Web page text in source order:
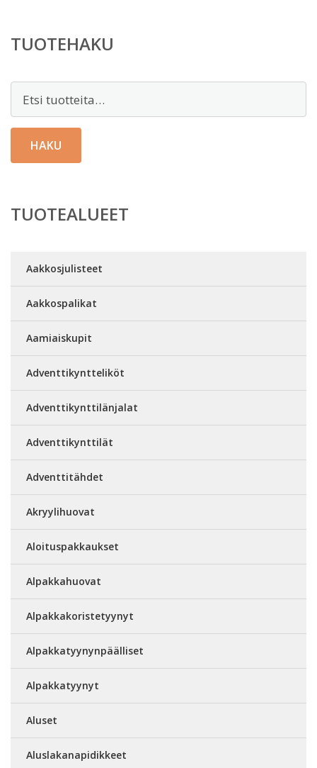
TUOTEHAKU
HAKU
TUOTEALUEET
Aakkosjulisteet
Aakkospalikat
Aamiaiskupit
Adventtikyntteliköt
Adventtikynttilänjalat
Adventtikynttilät
Adventtitähdet
Akryylihuovat
Aloituspakkaukset
Alpakkahuovat
Alpakkakoristetyynyt
Alpakkatyynynpäälliset
Alpakkatyynyt
Aluset
Aluslakanapidikkeet